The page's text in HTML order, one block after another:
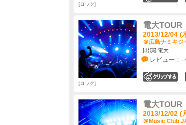
ロック
電大TOUR
2013/12/04
＠広島ナミキジ
[出演] 電大
レビュー：
ロック
電大TOUR
2013/12/02
＠Music Club